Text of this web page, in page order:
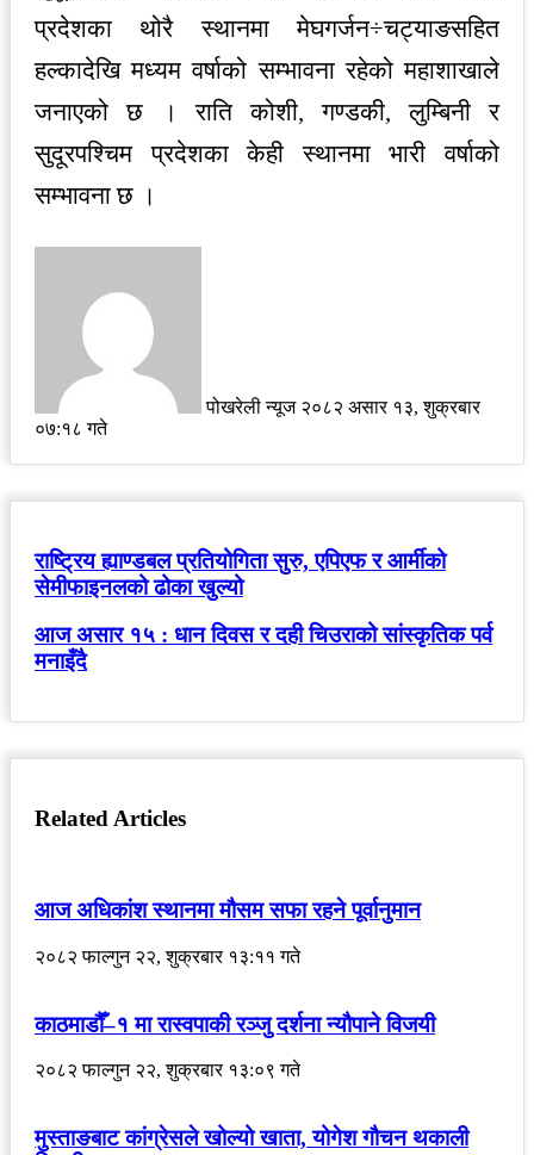
प्रदेशका थोरै स्थानमा मेघगर्जन÷चट्याङसहित
हल्कादेखि मध्यम वर्षाको सम्भावना रहेको महाशाखाले
जनाएको छ । राति कोशी, गण्डकी, लुम्बिनी र
सुदूरपश्चिम प्रदेशका केही स्थानमा भारी वर्षाको
सम्भावना छ ।
पोखरेली न्यूज २०८२ असार १३, शुक्रबार
०७:१८ गते
राष्ट्रिय ह्याण्डबल प्रतियोगिता सुरु, एपिएफ र आर्मीको
सेमीफाइनलको ढोका खुल्यो
आज असार १५ : धान दिवस र दही चिउराको सांस्कृतिक पर्व
मनाइँदै
Related Articles
आज अधिकांश स्थानमा मौसम सफा रहने पूर्वानुमान
२०८२ फाल्गुन २२, शुक्रबार १३:११ गते
काठमाडौँ–१ मा रास्वपाकी रञ्जु दर्शना न्यौपाने विजयी
२०८२ फाल्गुन २२, शुक्रबार १३:०९ गते
मुस्ताङबाट कांग्रेसले खोल्यो खाता, योगेश गौचन थकाली